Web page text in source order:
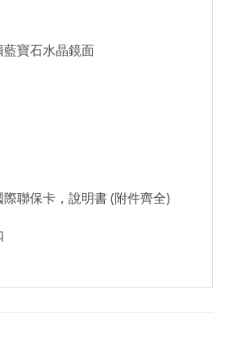
寶石水晶鏡面
聯保卡，說明書 (附件齊全)